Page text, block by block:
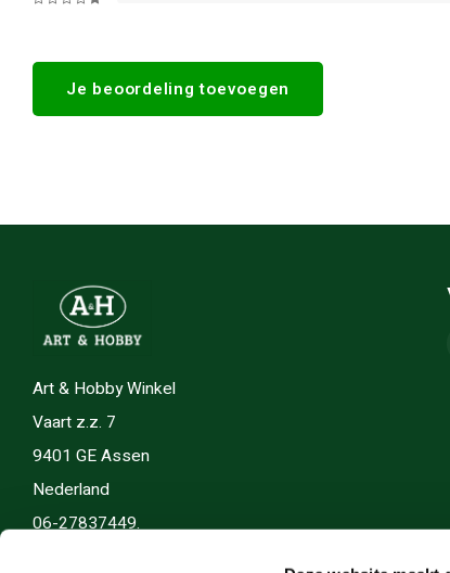
Je beoordeling toevoegen
Art & Hobby Winkel
Vaart z.z. 7
9401 GE Assen
Nederland
06-27837449.